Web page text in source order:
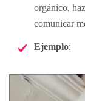
orgánico,
comunicar
Ejemplo: